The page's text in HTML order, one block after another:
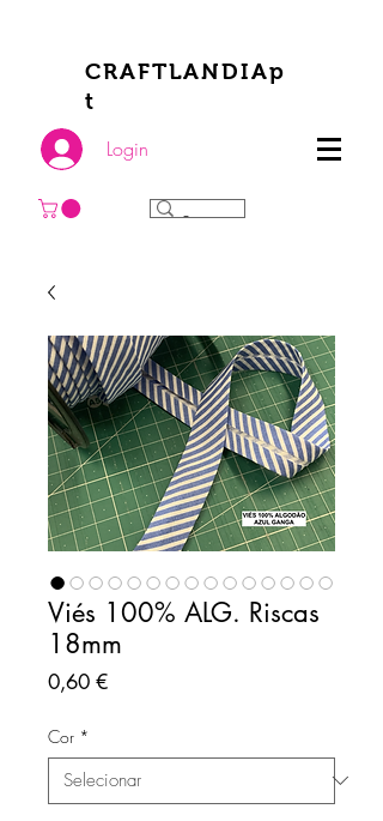
CRAFTLANDIAp
t
Login
Viés 100% ALG. Riscas
18mm
0,60 €Preço
Cor *